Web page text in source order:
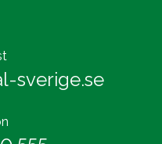
sverige.se